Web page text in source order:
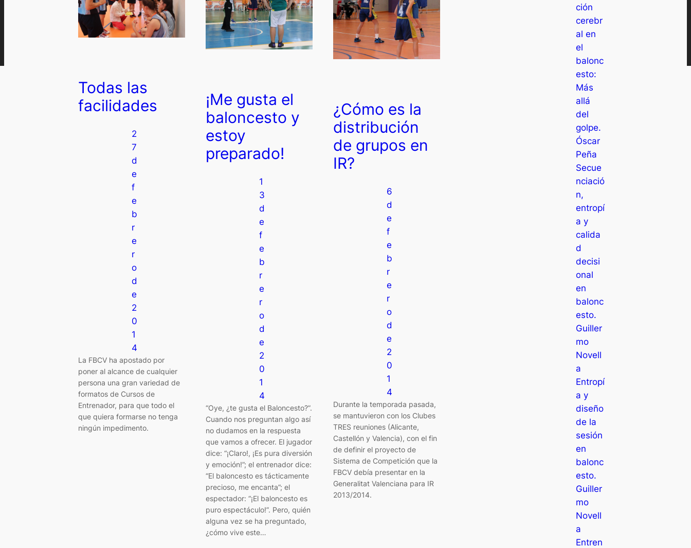
Todas las
facilidades
2
7
d
e
f
e
b
r
e
r
o
d
e
2
0
1
4
La FBCV ha apostado por
poner al alcance de cualquier
persona una gran variedad de
formatos de Cursos de
Entrenador, para que todo el
que quiera formarse no tenga
ningún impedimento.
¡Me gusta el
baloncesto y
estoy
preparado!
1
3
d
e
f
e
b
r
e
r
o
d
e
2
0
1
4
“Oye, ¿te gusta el Baloncesto?”.
Cuando nos preguntan algo así
no dudamos en la respuesta
que vamos a ofrecer. El jugador
dice: “¡Claro!, ¡Es pura diversión
y emoción!”; el entrenador dice:
“El baloncesto es tácticamente
precioso, me encanta”; el
espectador: “¡El baloncesto es
puro espectáculo!”. Pero, quién
alguna vez se ha preguntado,
¿cómo vive este…
¿Cómo es la
distribución
de grupos en
IR?
6
d
e
f
e
b
r
e
r
o
d
e
2
0
1
4
Durante la temporada pasada,
se mantuvieron con los Clubes
TRES reuniones (Alicante,
Castellón y Valencia), con el fin
de definir el proyecto de
Sistema de Competición que la
FBCV debía presentar en la
Generalitat Valenciana para IR
2013/2014.
ción
cerebr
al en
el
balonc
esto:
Más
allá
del
golpe.
Óscar
Peña
Secue
nciació
n,
entropí
a y
calida
d
decisi
onal
en
balonc
esto.
Guiller
mo
Novell
a
Entropí
a y
diseño
de la
sesión
en
balonc
esto.
Guiller
mo
Novell
a
Entren